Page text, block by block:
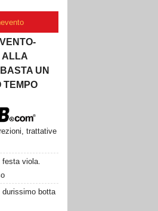
ALLA
UN
TEMPO
trattative
festa viola.
durissimo botta